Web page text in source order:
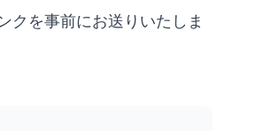
クを事前にお送りいたしま